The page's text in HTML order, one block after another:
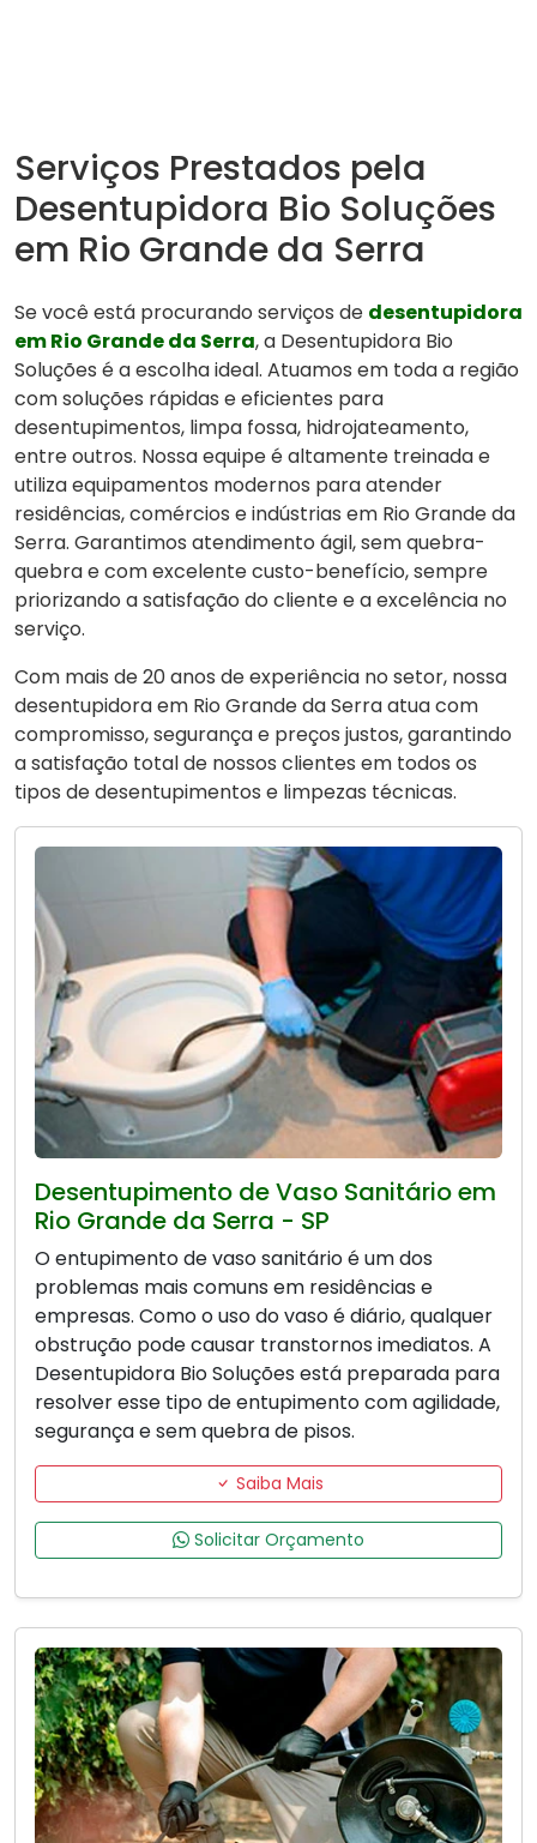
Serviços Prestados pela
Desentupidora Bio Soluções
em Rio Grande da Serra
Se você está procurando serviços de desentupidora
em Rio Grande da Serra, a Desentupidora Bio
Soluções é a escolha ideal. Atuamos em toda a região
com soluções rápidas e eficientes para
desentupimentos, limpa fossa, hidrojateamento,
entre outros. Nossa equipe é altamente treinada e
utiliza equipamentos modernos para atender
residências, comércios e indústrias em Rio Grande da
Serra. Garantimos atendimento ágil, sem quebra-
quebra e com excelente custo-benefício, sempre
priorizando a satisfação do cliente e a excelência no
serviço.
Com mais de 20 anos de experiência no setor, nossa
desentupidora em Rio Grande da Serra atua com
compromisso, segurança e preços justos, garantindo
a satisfação total de nossos clientes em todos os
tipos de desentupimentos e limpezas técnicas.
Desentupimento de Vaso Sanitário em
Rio Grande da Serra - SP
O entupimento de vaso sanitário é um dos
problemas mais comuns em residências e
empresas. Como o uso do vaso é diário, qualquer
obstrução pode causar transtornos imediatos. A
Desentupidora Bio Soluções está preparada para
resolver esse tipo de entupimento com agilidade,
segurança e sem quebra de pisos.
Saiba Mais
Solicitar Orçamento